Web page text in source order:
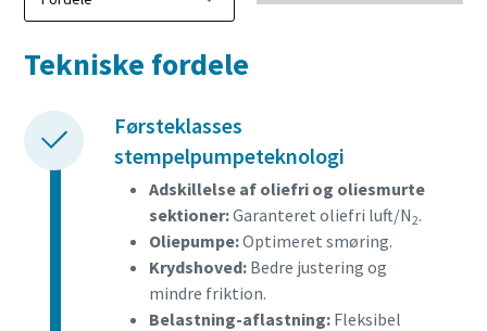
Tekniske fordele
Førsteklasses
stempelpumpeteknologi
Adskillelse af oliefri og oliesmurte
sektioner:Garanteret oliefri luft/N2.
Oliepumpe:Optimeret smøring.
Krydshoved: Bedre justering og
mindre friktion.
Belastning-aflastning: Fleksibel